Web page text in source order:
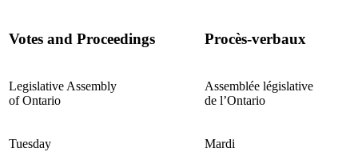
Votes and Proceedings Procès-verbaux
Legislative Assembly
of Ontario
Assemblée législative
de l’Ontario
Tuesday Mardi